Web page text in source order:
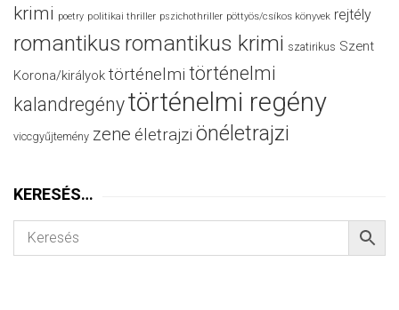
krimi poetry politikai thriller pszichothriller pöttyös/csíkos könyvek rejtély
romantikus romantikus krimi szatirikus Szent
Korona/királyok történelmi történelmi
kalandregénytörténelmi regény
viccgyűjtemény zene életrajzi önéletrajzi
KERESÉS…